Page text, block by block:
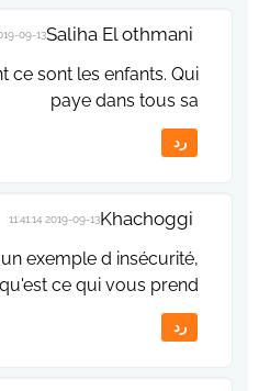
Saliha El othmani
09-13 17:11:09
ce sont les enfants. Qui
paye dans tous sa
رد
Khachoggi
2019-09-13 11:41:14
exemple d insécurité,
qu'est ce qui vous prend
رد